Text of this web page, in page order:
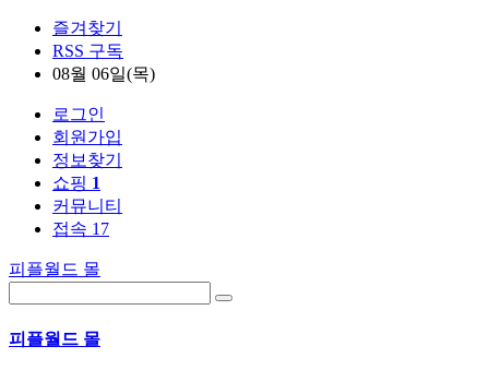
즐겨찾기
RSS 구독
08월 06일(목)
로그인
회원가입
정보찾기
쇼핑 1
커뮤니티
접속 17
피플월드 몰
피플월드 몰